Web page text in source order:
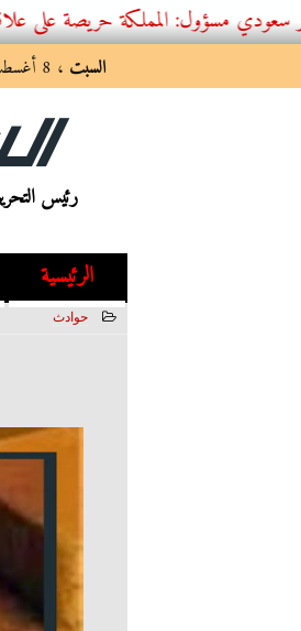
المملكة حريصة على علاقتها مع
السبت ، 8 أغسطس 2026
رئيس
الرئيسية
حوادث